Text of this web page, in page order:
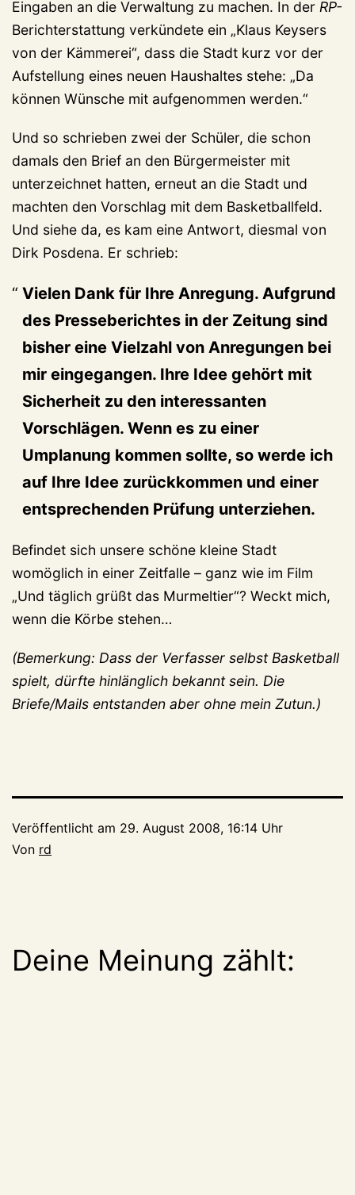
Eingaben an die Verwaltung zu machen. In der RP-
Berichterstattung verkündete ein „Klaus Keysers
von der Kämmerei“, dass die Stadt kurz vor der
Aufstellung eines neuen Haushaltes stehe: „Da
können Wünsche mit aufgenommen werden.“
Und so schrieben zwei der Schüler, die schon
damals den Brief an den Bürgermeister mit
unterzeichnet hatten, erneut an die Stadt und
machten den Vorschlag mit dem Basketballfeld.
Und siehe da, es kam eine Antwort, diesmal von
Dirk Posdena. Er schrieb:
Vielen Dank für Ihre Anregung. Aufgrund
des Presseberichtes in der Zeitung sind
bisher eine Vielzahl von Anregungen bei
mir eingegangen. Ihre Idee gehört mit
Sicherheit zu den interessanten
Vorschlägen. Wenn es zu einer
Umplanung kommen sollte, so werde ich
auf Ihre Idee zurückkommen und einer
entsprechenden Prüfung unterziehen.
Befindet sich unsere schöne kleine Stadt
womöglich in einer Zeitfalle – ganz wie im Film
„Und täglich grüßt das Murmeltier“? Weckt mich,
wenn die Körbe stehen…
(Bemerkung: Dass der Verfasser selbst Basketball
spielt, dürfte hinlänglich bekannt sein. Die
Briefe/Mails entstanden aber ohne mein Zutun.)
Veröffentlicht am 29. August 2008, 16:14 Uhr
Von rd
Deine Meinung zählt: